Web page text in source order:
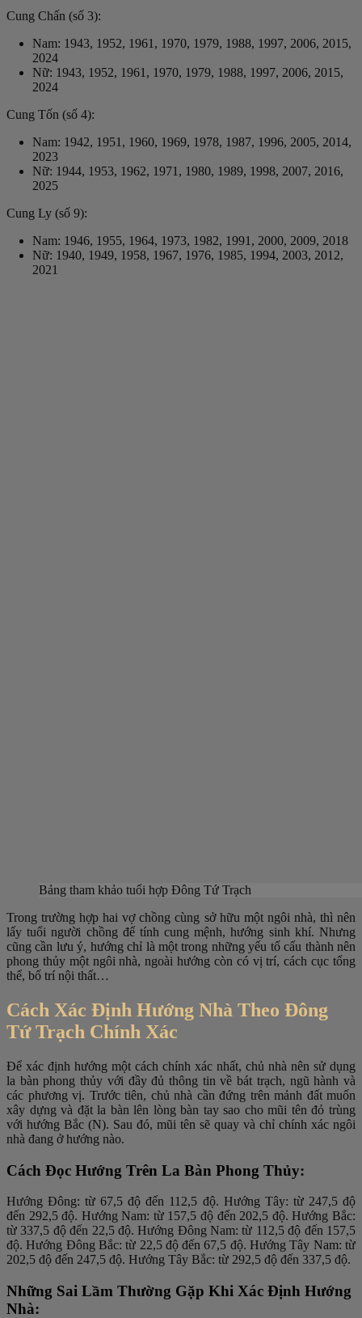
Cung Chấn (số 3):
Nam: 1943, 1952, 1961, 1970, 1979, 1988, 1997, 2006, 2015,
2024
Nữ: 1943, 1952, 1961, 1970, 1979, 1988, 1997, 2006, 2015,
2024
Cung Tốn (số 4):
Nam: 1942, 1951, 1960, 1969, 1978, 1987, 1996, 2005, 2014,
2023
Nữ: 1944, 1953, 1962, 1971, 1980, 1989, 1998, 2007, 2016,
2025
Cung Ly (số 9):
Nam: 1946, 1955, 1964, 1973, 1982, 1991, 2000, 2009, 2018
Nữ: 1940, 1949, 1958, 1967, 1976, 1985, 1994, 2003, 2012,
2021
Bảng tham khảo tuổi hợp Đông Tứ Trạch
Trong trường hợp hai vợ chồng cùng sở hữu một ngôi nhà, thì nên
lấy tuổi người chồng để tính cung mệnh, hướng sinh khí. Nhưng
cũng cần lưu ý, hướng chỉ là một trong những yếu tố cấu thành nên
phong thủy một ngôi nhà, ngoài hướng còn có vị trí, cách cục tổng
thể, bố trí nội thất…
Cách Xác Định Hướng Nhà Theo Đông
Tứ Trạch Chính Xác
Để xác định hướng một cách chính xác nhất, chủ nhà nên sử dụng
la bàn phong thủy với đầy đủ thông tin về bát trạch, ngũ hành và
các phương vị. Trước tiên, chủ nhà cần đứng trên mảnh đất muốn
xây dựng và đặt la bàn lên lòng bàn tay sao cho mũi tên đỏ trùng
với hướng Bắc (N). Sau đó, mũi tên sẽ quay và chỉ chính xác ngôi
nhà đang ở hướng nào.
Cách Đọc Hướng Trên La Bàn Phong Thủy:
Hướng Đông: từ 67,5 độ đến 112,5 độ. Hướng Tây: từ 247,5 độ
đến 292,5 độ. Hướng Nam: từ 157,5 độ đến 202,5 độ. Hướng Bắc:
từ 337,5 độ đến 22,5 độ. Hướng Đông Nam: từ 112,5 độ đến 157,5
độ. Hướng Đông Bắc: từ 22,5 độ đến 67,5 độ. Hướng Tây Nam: từ
202,5 độ đến 247,5 độ. Hướng Tây Bắc: từ 292,5 độ đến 337,5 độ.
Những Sai Lầm Thường Gặp Khi Xác Định Hướng
Nhà: